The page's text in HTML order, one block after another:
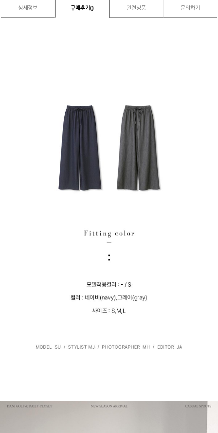
상세정보 구매후기() 관련상품 문의하기